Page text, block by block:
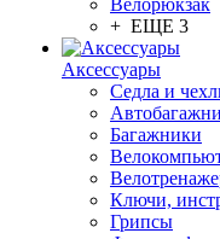
Велорюкзак
+ ЕЩЕ 3
Аксессуары
Седла и
Багажники
Ключи,
Грипсы